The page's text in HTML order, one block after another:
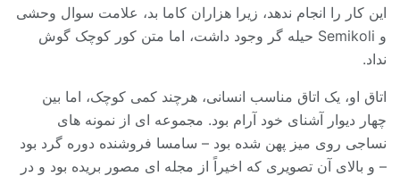
این کار را انجام ندهد، زیرا هزاران کاما بد، علامت سوال وحشی
و Semikoli حیله گر وجود داشت، اما متن کور کوچک گوش
نداد.
اتاق او، یک اتاق مناسب انسانی، هرچند کمی کوچک، اما بین
چهار دیوار آشنای خود آرام بود. مجموعه ای از نمونه های
نساجی روی میز پهن شده بود – سامسا فروشنده دوره گرد بود
– و بالای آن تصویری که اخیراً از مجله ای مصور بریده بود و در